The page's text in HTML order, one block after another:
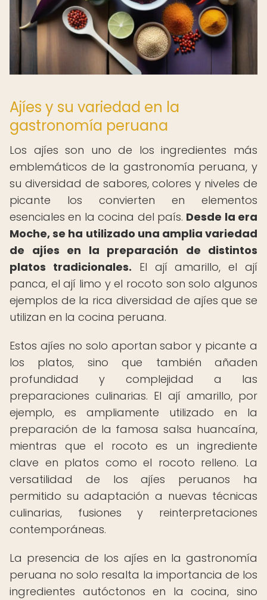
Ajíes y su variedad en la
gastronomía peruana
Los ajíes son uno de los ingredientes más
emblemáticos de la gastronomía peruana, y
su diversidad de sabores, colores y niveles de
picante los convierten en elementos
esenciales en la cocina del país. Desde la era
Moche, se ha utilizado una amplia variedad
de ajíes en la preparación de distintos
platos tradicionales. El ají amarillo, el ají
panca, el ají limo y el rocoto son solo algunos
ejemplos de la rica diversidad de ajíes que se
utilizan en la cocina peruana.
Estos ajíes no solo aportan sabor y picante a
los platos, sino que también añaden
profundidad y complejidad a las
preparaciones culinarias. El ají amarillo, por
ejemplo, es ampliamente utilizado en la
preparación de la famosa salsa huancaína,
mientras que el rocoto es un ingrediente
clave en platos como el rocoto relleno. La
versatilidad de los ajíes peruanos ha
permitido su adaptación a nuevas técnicas
culinarias, fusiones y reinterpretaciones
contemporáneas.
La presencia de los ajíes en la gastronomía
peruana no solo resalta la importancia de los
ingredientes autóctonos en la cocina, sino